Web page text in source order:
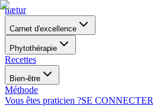
nætur
Carnet d'excellence
Phytothérapie
Recettes
Bien-être
Méthode
Vous êtes praticien ?SE CONNECTER